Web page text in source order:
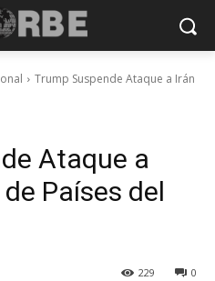
Trump Suspende Ataque a Irán
Ataque a
Países del
0
229